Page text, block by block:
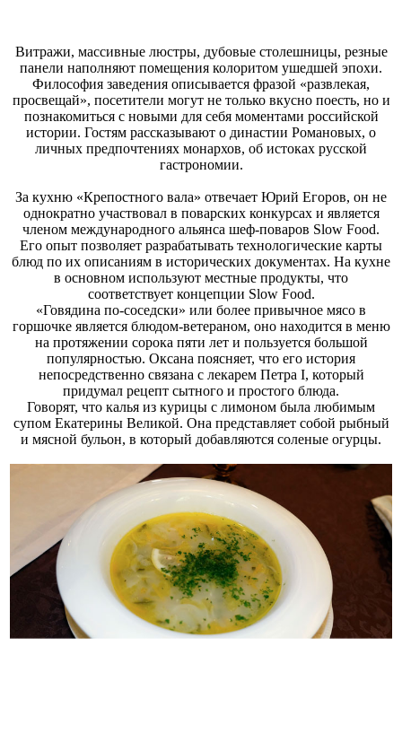
Витражи, массивные люстры, дубовые столешницы, резные
панели наполняют помещения колоритом ушедшей эпохи.
Философия заведения описывается фразой «развлекая,
просвещай», посетители могут не только вкусно поесть, но и
познакомиться с новыми для себя моментами российской
истории. Гостям рассказывают о династии Романовых, о
личных предпочтениях монархов, об истоках русской
гастрономии.
За кухню «Крепостного вала» отвечает Юрий Егоров, он не
однократно участвовал в поварских конкурсах и является
членом международного альянса шеф-поваров Slow Food.
Его опыт позволяет разрабатывать технологические карты
блюд по их описаниям в исторических документах. На кухне
в основном используют местные продукты, что
соответствует концепции Slow Food.
«Говядина по-соседски» или более привычное мясо в
горшочке является блюдом-ветераном, оно находится в меню
на протяжении сорока пяти лет и пользуется большой
популярностью. Оксана поясняет, что его история
непосредственно связана с лекарем Петра I, который
придумал рецепт сытного и простого блюда.
Говорят, что калья из курицы с лимоном была любимым
супом Екатерины Великой. Она представляет собой рыбный
и мясной бульон, в который добавляются соленые огурцы.